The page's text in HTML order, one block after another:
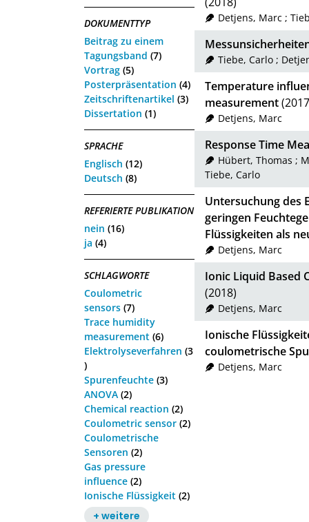
DOKUMENTTYP
Beitrag zu einem
Tagungsband (7)
Vortrag (5)
Posterpräsentation (4)
Zeitschriftenartikel (3)
Dissertation (1)
SPRACHE
Englisch (12)
Deutsch (8)
REFERIERTE PUBLIKATION
nein (16)
ja (4)
SCHLAGWORTE
Coulometric
sensors (7)
Trace humidity
measurement (6)
Elektrolyseverfahren (3
)
Spurenfeuchte (3)
ANOVA (2)
Chemical reaction (2)
Coulometric sensor (2)
Coulometrische
Sensoren (2)
Gas pressure
influence (2)
Ionische Flüssigkeit (2)
+ weitere
Detjens, Marc;
Tiebe, Carlo;
Temperature
measurement
Detjens, Marc
Response Time
Hübert, Thomas ;
Tiebe, Carlo
Untersuchung des
geringen
Flüssigkeiten als
Detjens, Marc
Ionic Liquid Based
(2018)
Detjens, Marc
Ionische
coulometrische
Detjens, Marc